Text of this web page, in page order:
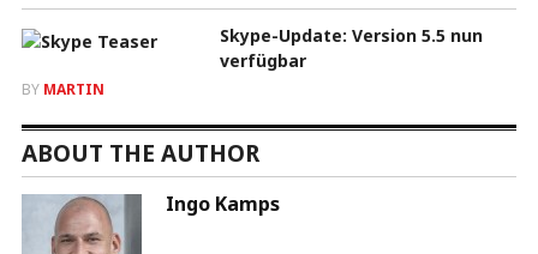
Skype-Update: Version 5.5 nun
verfügbar
BY MARTIN
ABOUT THE AUTHOR
Ingo Kamps